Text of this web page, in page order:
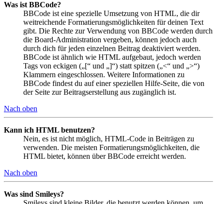
Was ist BBCode?
BBCode ist eine spezielle Umsetzung von HTML, die dir
weitreichende Formatierungsmöglichkeiten für deinen Text
gibt. Die Rechte zur Verwendung von BBCode werden durch
die Board-Administration vergeben, können jedoch auch
durch dich für jeden einzelnen Beitrag deaktiviert werden.
BBCode ist ähnlich wie HTML aufgebaut, jedoch werden
Tags von eckigen („[“ und „]“) statt spitzen („<“ und „>“)
Klammern eingeschlossen. Weitere Informationen zu
BBCode findest du auf einer speziellen Hilfe-Seite, die von
der Seite zur Beitragserstellung aus zugänglich ist.
Nach oben
Kann ich HTML benutzen?
Nein, es ist nicht möglich, HTML-Code in Beiträgen zu
verwenden. Die meisten Formatierungsmöglichkeiten, die
HTML bietet, können über BBCode erreicht werden.
Nach oben
Was sind Smileys?